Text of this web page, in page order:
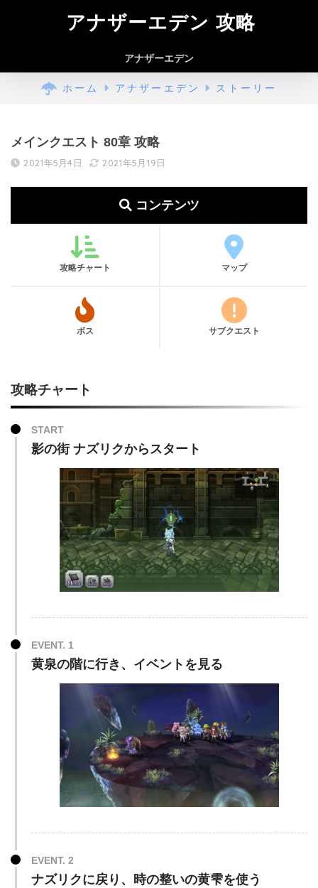
アナザーエデン 攻略
アナザーエデン
ホーム アナザーエデン ストーリー
メインクエスト 80章 攻略
2021年5月4日 2021年5月19日
コンテンツ
攻略チャート マップ
ボス サブクエスト
攻略チャート
START
影の街 ナズリクからスタート
EVENT. 1
黄泉の階に行き、イベントを見る
EVENT. 2
ナズリクに戻り、時の整いの黄雫を使う